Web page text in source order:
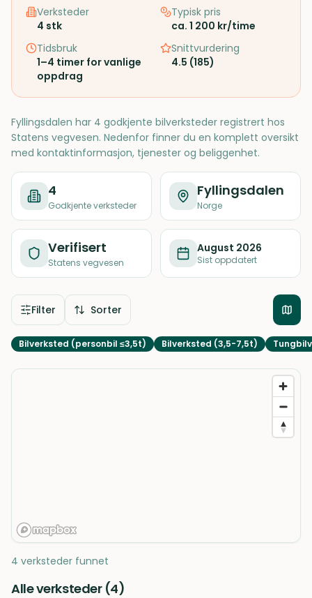
Verksteder
4 stk
Typisk pris
ca. 1 200 kr/time
Tidsbruk
1–4 timer for vanlige
oppdrag
Snittvurdering
4.5 (185)
Fyllingsdalen har 4 godkjente bilverksteder registrert hos
Statens vegvesen. Nedenfor finner du en komplett oversikt
med kontaktinformasjon, tjenester og beliggenhet.
4
Godkjente verksteder
Fyllingsdalen
Norge
Verifisert
Statens vegvesen
August 2026
Sist oppdatert
Filter Sorter
Bilverksted (personbil ≤3,5t) Bilverksted (3,5-7,5t)
4 verksteder funnet
Alle verksteder (4)